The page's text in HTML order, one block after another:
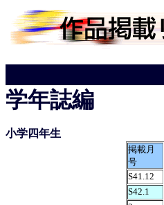
学年誌編
小学四年生
掲載月
号
S41.12
S42.1